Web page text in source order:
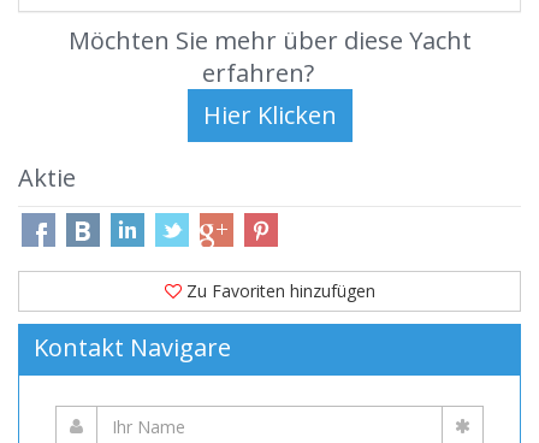
Möchten Sie mehr über diese Yacht
erfahren?
Aktie
Zu Favoriten hinzufügen
Kontakt Navigare